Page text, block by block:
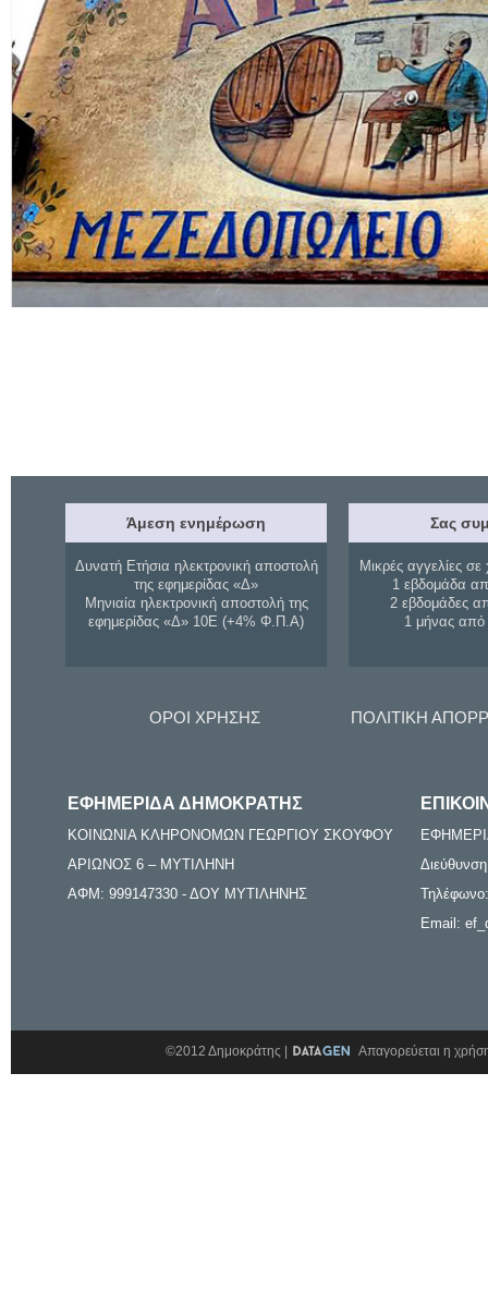
Άμεση ενημέρωση
Δυνατή Ετήσια ηλεκτρονική αποστολή
της εφημερίδας «Δ»
Μηνιαία ηλεκτρονική αποστολή της
εφημερίδας «Δ» 10Ε (+4% Φ.Π.Α)
Σας
Μικρές αγγελίες σε
1 εβδομάδα
2 εβδομάδες
1 μήνας
ΟΡΟΙ ΧΡΗΣΗΣ ΠΟΛΙΤΙΚΗ
ΕΦΗΜΕΡΙΔΑ ΔΗΜΟΚΡΑΤΗΣ
ΚΟΙΝΩΝΙΑ ΚΛΗΡΟΝΟΜΩΝ ΓΕΩΡΓΙΟΥ ΣΚΟΥΦΟΥ
ΑΡΙΩΝΟΣ 6 – ΜΥΤΙΛΗΝΗ
ΑΦΜ: 999147330 - ΔΟΥ ΜΥΤΙΛΗΝΗΣ
Email:
©2012 Δημοκράτης | Απαγορεύεται η